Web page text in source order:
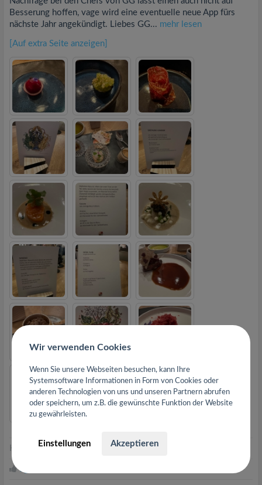
Besserung hoffen, vage wird eine eventuelle neue App fürs
nächste Jahr angekündigt. Liebes GG... mehr lesen
[Auf extra Seite anzeigen]
Hilfreich | Gut geschrieben
kgsbus
Wir verwenden Cookies
Wenn Sie unsere Webseiten besuchen, kann Ihre
Systemsoftware Informationen in Form von Cookies oder
anderen Technologien von uns und unseren Partnern abrufen
oder speichern, um z.B. die gewünschte Funktion der Website
zu gewährleisten.
Einstellungen Akzeptieren